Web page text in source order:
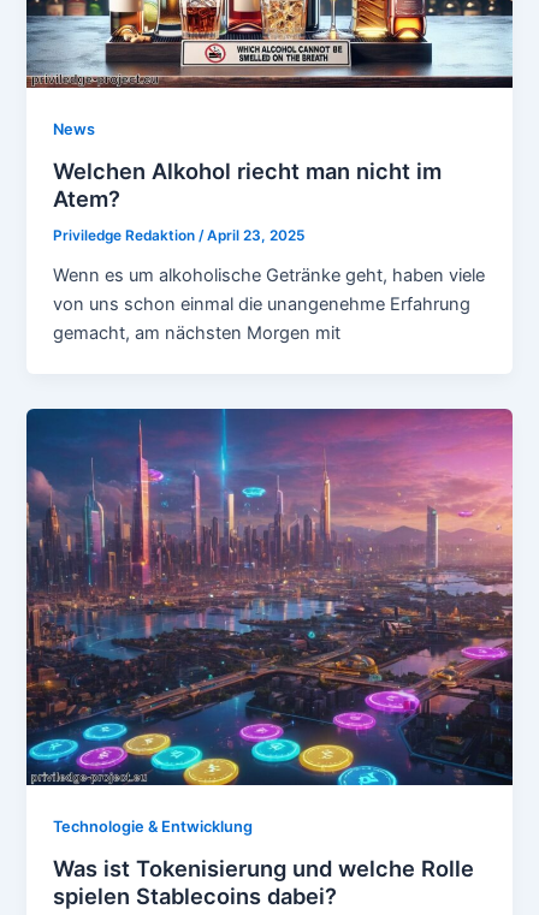
News
Welchen Alkohol riecht man nicht im
Atem?
Priviledge Redaktion/April 23, 2025
Wenn es um alkoholische Getränke geht, haben viele
von uns schon einmal die unangenehme Erfahrung
gemacht, am nächsten Morgen mit
Technologie & Entwicklung
Was ist Tokenisierung und welche Rolle
spielen Stablecoins dabei?